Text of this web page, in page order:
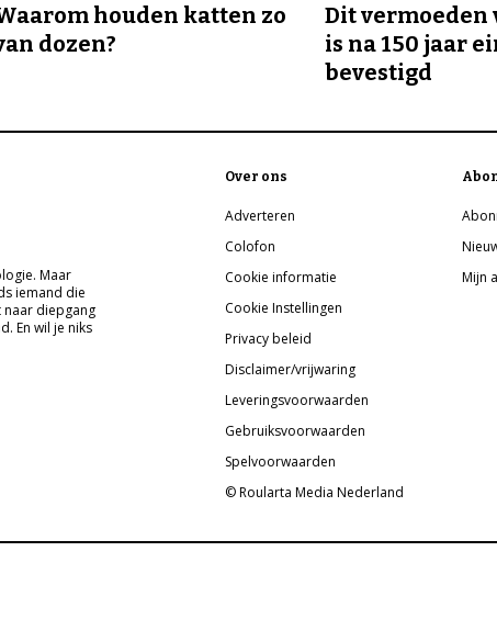
houden katten zo
dozen?
Dit vermoeden
is na 150 jaar
bevestigd
Maar
iemand die
naar diepgang
En wil je niks
Over ons
Adverteren
Colofon
Cookie informatie
Cookie Instellingen
Privacy beleid
Disclaimer/vrijwaring
Leveringsvoorwaarden
Gebruiksvoorwaarden
Spelvoorwaarden
© Roularta Media Nederland
Mijn